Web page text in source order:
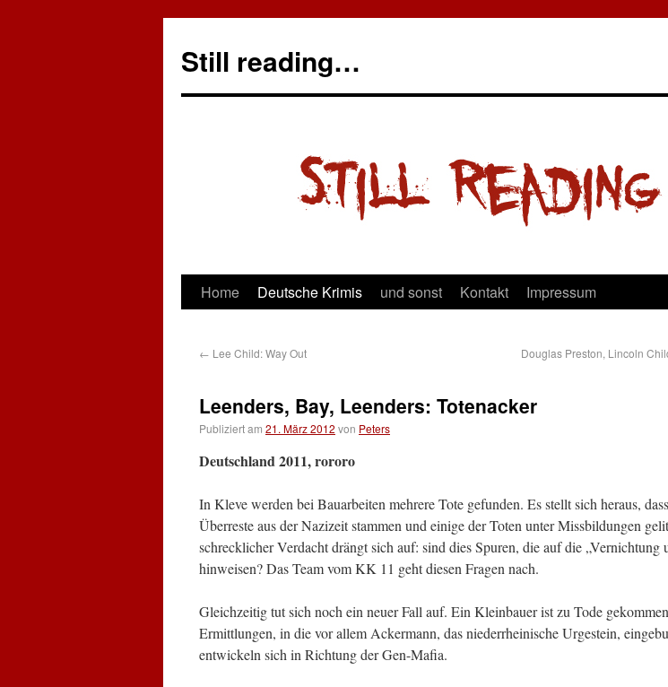
Still reading…
Home Deutsche Krimis und sonst Kontakt Impressum
← Lee Child: Way Out
Douglas Preston, Lincoln
Leenders, Bay, Leenders: Totenacker
Publiziert am 21. März 2012 von Peters
Deutschland 2011, rororo
In Kleve werden bei Bauarbeiten mehrere Tote gefunden. Es stellt sich heraus,
Überreste aus der Nazizeit stammen und einige der Toten unter Missbildungen
schrecklicher Verdacht drängt sich auf: sind dies Spuren, die auf die „Vernichtung
hinweisen? Das Team vom KK 11 geht diesen Fragen nach.
Gleichzeitig tut sich noch ein neuer Fall auf. Ein Kleinbauer ist zu Tode
Ermittlungen, in die vor allem Ackermann, das niederrheinische Urgestein,
entwickeln sich in Richtung der Gen-Mafia.